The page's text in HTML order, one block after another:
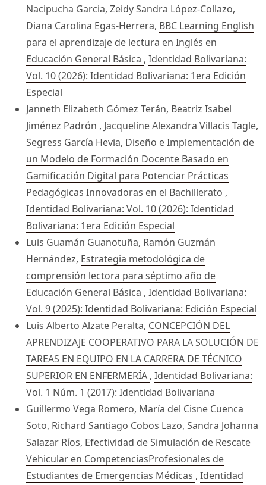
Nacipucha Garcia, Zeidy Sandra López-Collazo,
Diana Carolina Egas-Herrera, BBC Learning English
para el aprendizaje de lectura en Inglés en
Educación General Básica , Identidad Bolivariana:
Vol. 10 (2026): Identidad Bolivariana: 1era Edición
Especial
Janneth Elizabeth Gómez Terán, Beatriz Isabel
Jiménez Padrón , Jacqueline Alexandra Villacis Tagle,
Segress García Hevia, Diseño e Implementación de
un Modelo de Formación Docente Basado en
Gamificación Digital para Potenciar Prácticas
Pedagógicas Innovadoras en el Bachillerato ,
Identidad Bolivariana: Vol. 10 (2026): Identidad
Bolivariana: 1era Edición Especial
Luis Guamán Guanotuña, Ramón Guzmán
Hernández, Estrategia metodológica de
comprensión lectora para séptimo año de
Educación General Básica , Identidad Bolivariana:
Vol. 9 (2025): Identidad Bolivariana: Edición Especial
Luis Alberto Alzate Peralta, CONCEPCIÓN DEL
APRENDIZAJE COOPERATIVO PARA LA SOLUCIÓN DE
TAREAS EN EQUIPO EN LA CARRERA DE TÉCNICO
SUPERIOR EN ENFERMERÍA , Identidad Bolivariana:
Vol. 1 Núm. 1 (2017): Identidad Bolivariana
Guillermo Vega Romero, María del Cisne Cuenca
Soto, Richard Santiago Cobos Lazo, Sandra Johanna
Salazar Ríos, Efectividad de Simulación de Rescate
Vehicular en CompetenciasProfesionales de
Estudiantes de Emergencias Médicas , Identidad